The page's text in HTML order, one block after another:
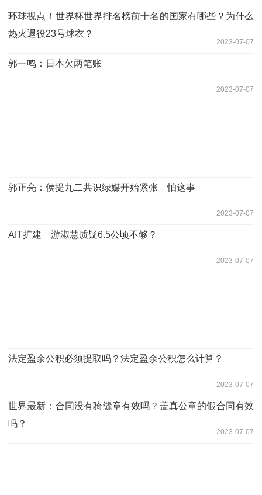
环球视点！世界杯世界排名榜前十名的国家有哪些？为什么
热火退役23号球衣？
2023-07-07
郭一鸣：日本欠两笔账
2023-07-07
郭正亮：侯提九二共识绿媒开始紧张 怕这事
2023-07-07
AIT扩建 游淑慧质疑6.5公顷不够？
2023-07-07
法定盈余公积必须提取吗？法定盈余公积怎么计算？
2023-07-07
世界最新：合同没有骑缝章有效吗？盖真公章的假合同有效
吗？
2023-07-07